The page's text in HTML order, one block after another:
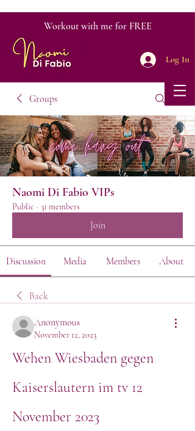
Workout with me for FREE
Log In
Groups
Naomi Di Fabio VIPs
Public · 31 members
Join
Discussion Media Members About
Back
Anonymous
November 12, 2023
Wehen Wiesbaden gegen
Kaiserslautern im tv 12
November 2023